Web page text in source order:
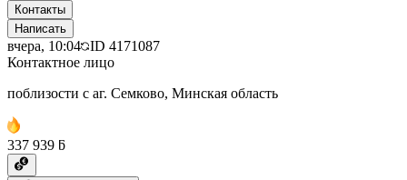
Контакты
Написать
вчера, 10:04 ID 4171087
Контактное лицо
поблизости с аг. Семково, Минская область
337 939 ƃ